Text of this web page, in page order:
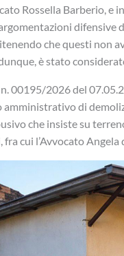
Rossella Barberio, e
difensive
che questi non
è stato
00195/2026 del
di
che insiste su
cui l’Avvocato